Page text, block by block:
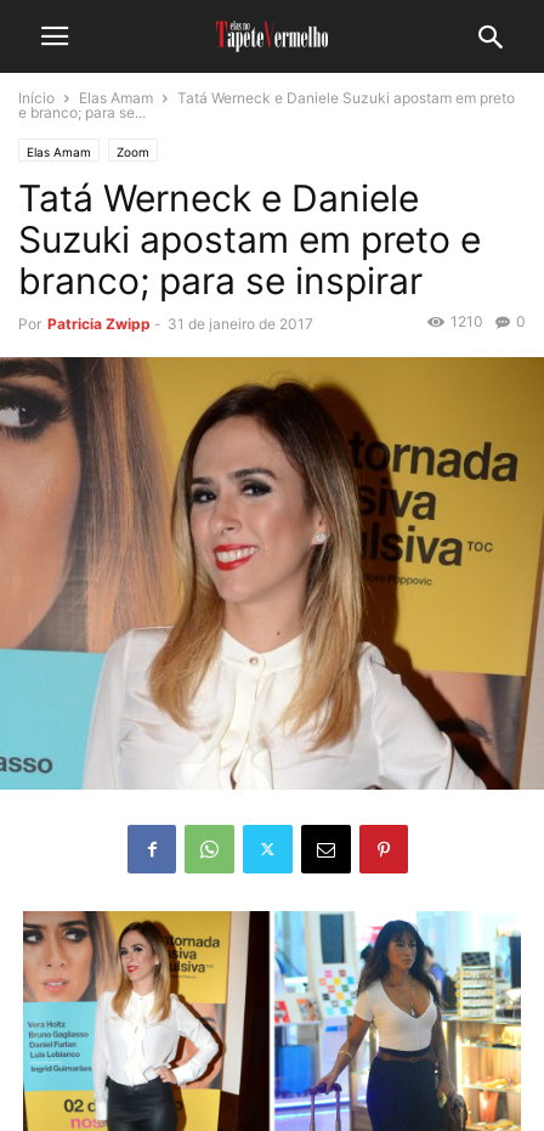
Início Elas Amam
Tatá Werneck e Daniele Suzuki apostam em preto
e branco; para se...
Elas Amam Zoom
Tatá Werneck e Daniele
Suzuki apostam em preto e
branco; para se inspirar
Por Patricia Zwipp - 31 de janeiro de 2017 0
1210